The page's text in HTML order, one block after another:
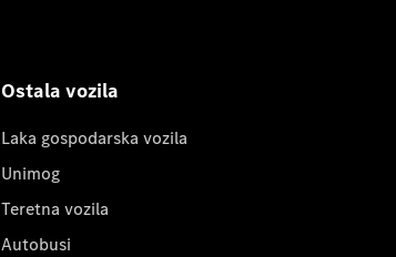
Ostala vozila
Laka gospodarska vozila
Unimog
Teretna vozila
Autobusi